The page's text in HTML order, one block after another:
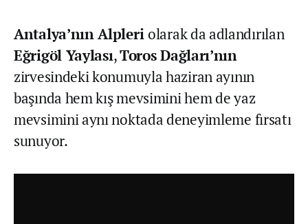
Antalya’nın Alpleri olarak da adlandırılan
Eğrigöl Yaylası,Toros Dağları’nın
zirvesindeki konumuyla haziran ayının
başında hem kış mevsimini hem de yaz
mevsimini aynı noktada deneyimleme fırsatı
sunuyor.